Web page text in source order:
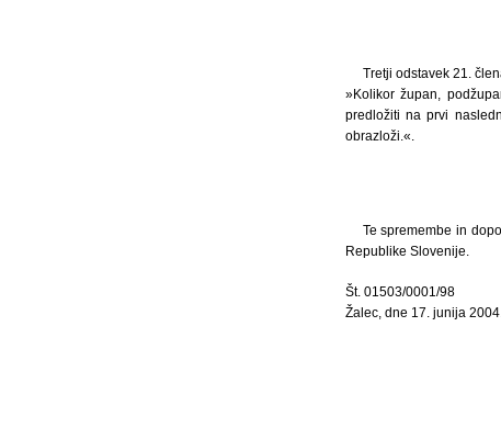
Tretji odstavek 21.
»Kolikor župan,
predložiti na prvi
obrazloži.«.
Te spremembe in
Republike Slovenije.
Št. 01503/0001/98
Žalec, dne 17. junija 2004.